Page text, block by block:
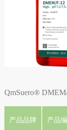
QmSuero®
产品品牌 产品